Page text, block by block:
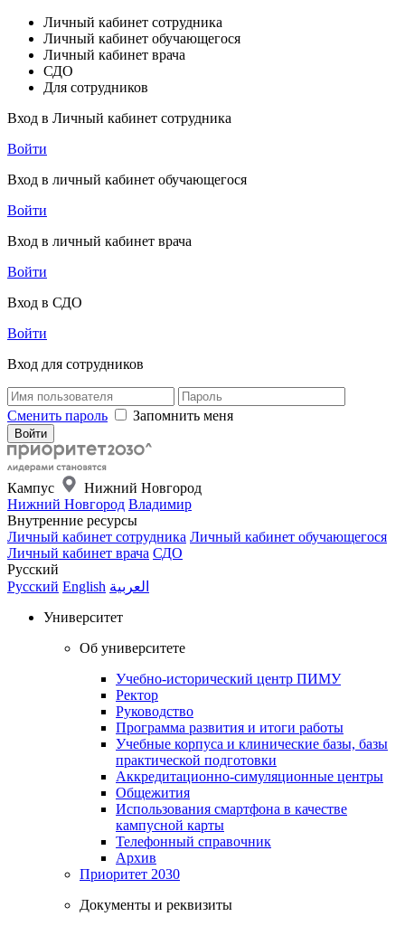
Личный кабинет сотрудника
Личный кабинет обучающегося
Личный кабинет врача
СДО
Для сотрудников
Вход в Личный кабинет сотрудника
Войти
Вход в личный кабинет обучающегося
Войти
Вход в личный кабинет врача
Войти
Вход в СДО
Войти
Вход для сотрудников
Сменить пароль Запомнить меня
Кампус
Нижний Новгород
Нижний Новгород Владимир
Внутренние ресурсы
Личный кабинет сотрудника Личный кабинет обучающегося
Личный кабинет врача СДО
Русский
Русский English العربية
Университет
Об университете
Учебно-исторический центр ПИМУ
Ректор
Руководство
Программа развития и итоги работы
Учебные корпуса и клинические базы, базы
практической подготовки
Аккредитационно-симуляционные центры
Общежития
Использования смартфона в качестве
кампусной карты
Телефонный справочник
Архив
Приоритет 2030
Документы и реквизиты